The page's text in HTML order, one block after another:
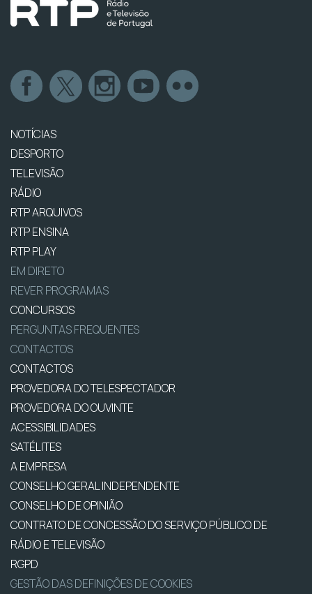
NOTÍCIAS
DESPORTO
TELEVISÃO
RÁDIO
RTP ARQUIVOS
RTP ENSINA
RTP PLAY
EM DIRETO
REVER PROGRAMAS
CONCURSOS
PERGUNTAS FREQUENTES
CONTACTOS
CONTACTOS
PROVEDORA DO TELESPECTADOR
PROVEDORA DO OUVINTE
ACESSIBILIDADES
SATÉLITES
A EMPRESA
CONSELHO GERAL INDEPENDENTE
CONSELHO DE OPINIÃO
CONTRATO DE CONCESSÃO DO SERVIÇO PÚBLICO DE
RÁDIO E TELEVISÃO
RGPD
GESTÃO DAS DEFINIÇÕES DE COOKIES